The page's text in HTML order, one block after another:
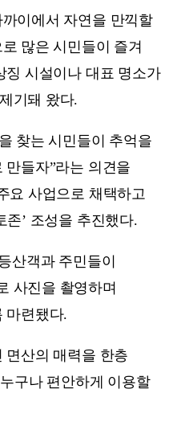
이에서 자연을 만끽할
많은 시민들이 즐겨
징 시설이나 대표 명소가
기돼 왔다.
찾는 시민들이 추억을
만들자”라는 의견을
요 사업으로 채택하고
존’ 조성을 추진했다.
산객과 주민들이
사진을 촬영하며
마련됐다.
면산의 매력을 한층
구나 편안하게 이용할